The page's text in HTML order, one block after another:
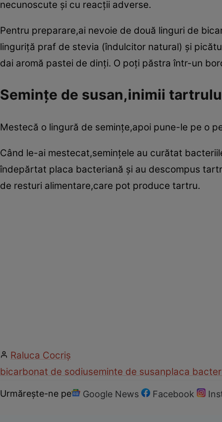
necunoscute şi cu reacţii adverse.
Pentru preparare,ai nevoie de două linguri de
linguriţă praf de stevia (îndulcitor natural) şi
dai aromă pastei de dinţi. O poţi păstra într-un
Seminţe de susan,inimii
Mestecă o lingură de seminţe,apoi pune-le pe o
Când le-ai mestecat,seminţele au curătat
îndepărtat placa bacteriană şi au descompus
de resturi alimentare,care pot produce tartru.
Raluca Cocriş
bicarbonat de sodiuseminte de susanplaca
Urmărește-ne pe Google News Facebook